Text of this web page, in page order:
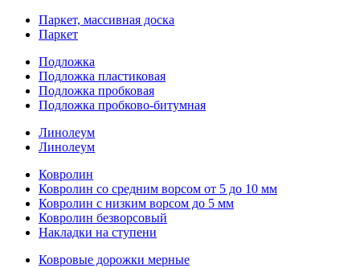
Паркет, массивная доска
Паркет
Подложка
Подложка пластиковая
Подложка пробковая
Подложка пробково-битумная
Линолеум
Линолеум
Ковролин
Ковролин со средним ворсом от 5 до 10 мм
Ковролин с низким ворсом до 5 мм
Ковролин безворсовый
Накладки на ступени
Ковровые дорожки мерные